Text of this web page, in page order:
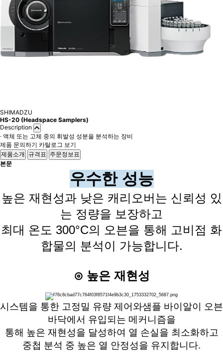
SHIMADZU
HS-20 (Headspace Samplers)
Description
· 액체 또는 고체 중의 휘발성 성분을 분석하는 장비
제품 문의하기 카탈로그 보기
제품소개 규격표 주문정보표
본문
우수한 성능
높은 재현성과 낮은 캐리오버는 신뢰성 있
는 정량을 보장하고
최대 온도 300°C의 오븐을 통해 고비점 화
합물의 분석이 가능합니다.
⊙ 높은 재현성
시스템을 통한 고정밀 유량 제어와샘플 바이알이 오븐
바닥에서 유입되는 메커니즘을
통해 높은 재현성을 달성하여 열 손실을 최소화하고
중첩 분석 중 높은 열 안정성을 유지합니다.